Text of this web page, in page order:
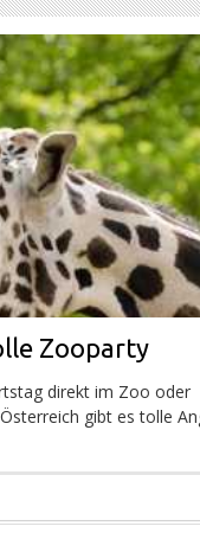
Zooparty
direkt im Zoo oder
gibt es tolle